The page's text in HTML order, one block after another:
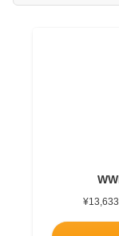
¥13,633